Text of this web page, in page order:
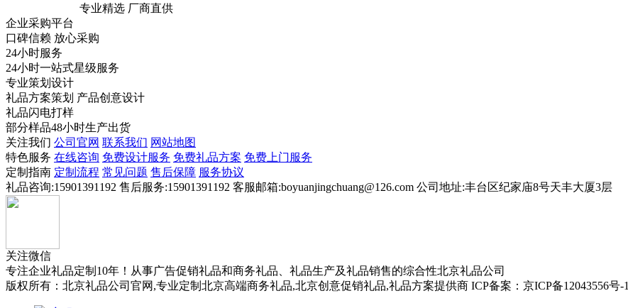
专业精选 厂商直供
企业采购平台
口碑信赖 放心采购
24小时服务
24小时一站式星级服务
专业策划设计
礼品方案策划 产品创意设计
礼品闪电打样
部分样品48小时生产出货
关注我们 公司官网 联系我们 网站地图
特色服务 在线咨询 免费设计服务 免费礼品方案 免费上门服务
定制指南 定制流程 常见问题 售后保障 服务协议
礼品咨询:15901391192 售后服务:15901391192 客服邮箱:boyuanjingchuang@126.com 公司地址:丰台区纪家庙8号天丰大厦3层
关注微信
专注企业礼品定制10年！从事广告促销礼品和商务礼品、礼品生产及礼品销售的综合性北京礼品公司
版权所有：北京礼品公司官网,专业定制北京高端商务礼品,北京创意促销礼品,礼品方案提供商 ICP备案：京ICP备12043556号-1